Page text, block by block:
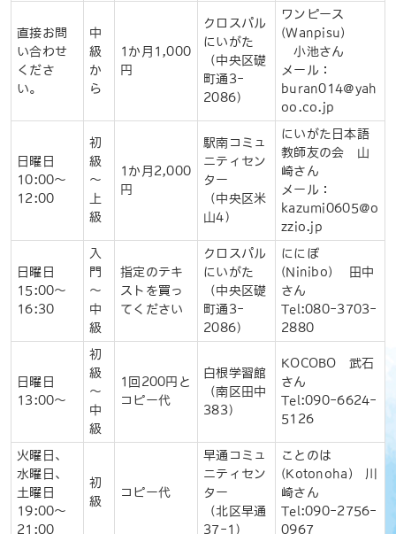
直接お問
い合わせ
くださ
い。
中
級
か
ら
1か 月 1,000
円
クロスパル
にいがた
（中央区礎
町通3-
2086）
ワンピース
(Wanpisu)
小池さん
メール：
buran014@yah
oo.co.jp
日曜日
10:00～
12:00
初
級
～
上
級
1か 月 2,000
円
駅南コミュ
ニティセン
ター
（中央区米
山4）
にいがた日本語
教師友の会 山
崎さん
メール：
kazumi0605@o
zzio.jp
日曜日
15:00～
16:30
入
門
～
中
級
指定のテキ
ストを買っ
てください
クロスパル
にいがた
（中央区礎
町通3-
2086）
ににぼ
(Ninibo) 田中
さん
Tel:080-3703-
2880
日曜日
13:00～
初
級
～
中
級
1回200円と
コピー代
白根学習館
（南区田中
383）
KOCOBO 武石
さん
Tel:090-6624-
5126
火曜日、
水曜日、
土曜日
19:00～
21:00
初
級
コピー代
早通コミュ
ニティセン
ター
（北区早通
37-1）
ことのは
(Kotonoha) 川
崎さん
Tel:090-2756-
0967